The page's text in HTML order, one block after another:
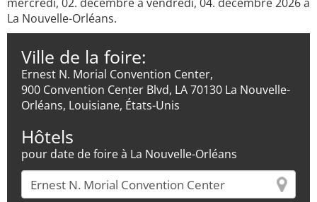
La Nouvelle-Orléans.
Ville de la foire:
Ernest N. Morial Convention Center,
900 Convention Center Blvd, LA 70130 La Nouvelle-
Orléans, Louisiane, États-Unis
Hôtels
pour date de foire à La Nouvelle-Orléans